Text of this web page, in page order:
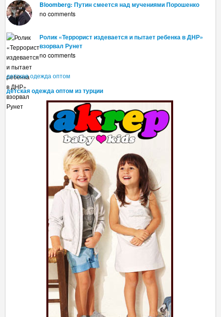
Bloomberg: Путин смеется над мучениями Порошенко
no comments
Ролик «Террорист издевается и пытает ребенка в ДНР»
взорвал Рунет
no comments
детская одежда оптом
детская одежда оптом из турции